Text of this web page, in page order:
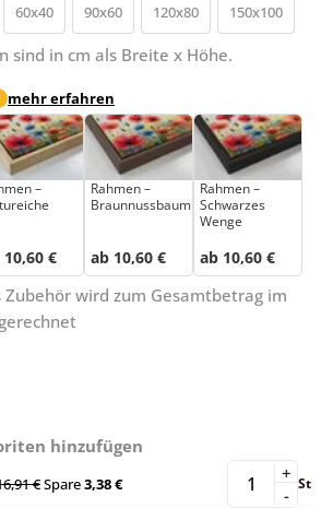
60x40 90x60 120x80 150x100
sind in cm als Breite x Höhe.
mehr erfahren
–
€
Rahmen –
Braunnussbaum
ab 10,60 €
Rahmen –
Schwarzes
Wenge
ab 10,60 €
wird zum Gesamtbetrag im
hinzufügen
€Spare3,38 € -
+ St